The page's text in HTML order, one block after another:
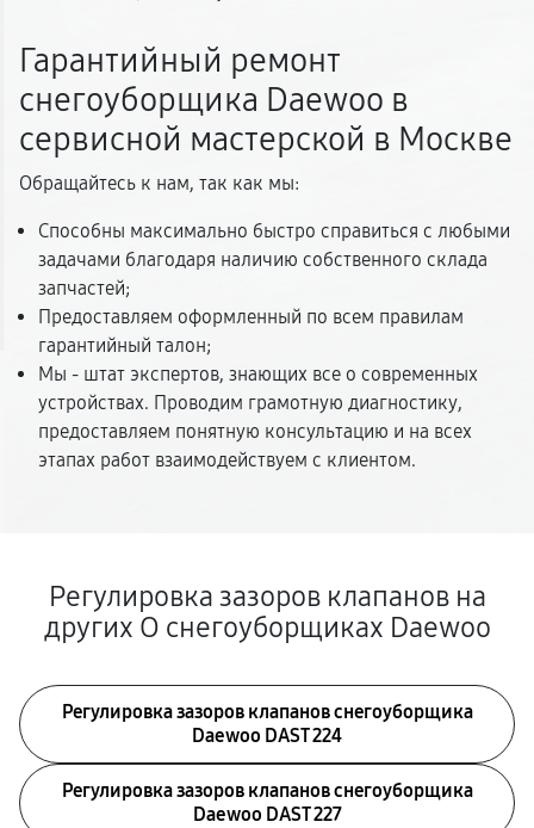
Гарантийный ремонт
снегоуборщика Daewoo в
сервисной мастерской в Москве
Обращайтесь к нам, так как мы:
Способны максимально быстро справиться с любыми
задачами благодаря наличию собственного склада
запчастей;
Предоставляем оформленный по всем правилам
гарантийный талон;
Мы - штат экспертов, знающих все о современных
устройствах. Проводим грамотную диагностику,
предоставляем понятную консультацию и на всех
этапах работ взаимодействуем с клиентом.
Регулировка зазоров клапанов на
других О снегоуборщиках Daewoo
Регулировка зазоров клапанов снегоуборщика
Daewoo DAST 224
Регулировка зазоров клапанов снегоуборщика
Daewoo DAST 227